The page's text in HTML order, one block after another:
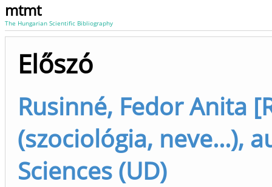
mtmt
The Hungarian Scientific Bibliography
Előszó
Rusinné, Fedor Anita
(szociológia, neve...),
Sciences (UD)